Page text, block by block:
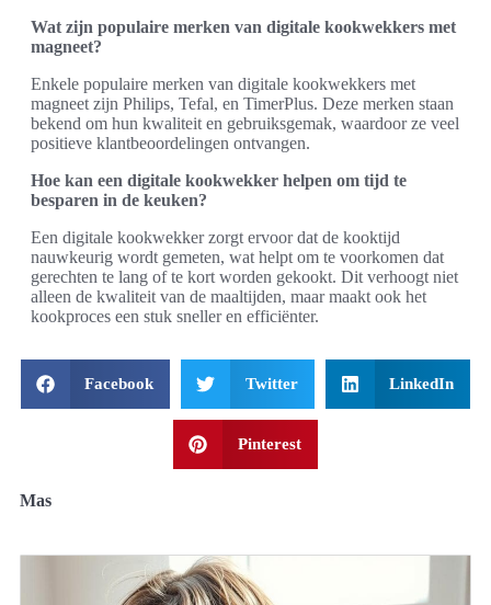
Wat zijn populaire merken van digitale kookwekkers met
magneet?
Enkele populaire merken van digitale kookwekkers met
magneet zijn Philips, Tefal, en TimerPlus. Deze merken staan
bekend om hun kwaliteit en gebruiksgemak, waardoor ze veel
positieve klantbeoordelingen ontvangen.
Hoe kan een digitale kookwekker helpen om tijd te
besparen in de keuken?
Een digitale kookwekker zorgt ervoor dat de kooktijd
nauwkeurig wordt gemeten, wat helpt om te voorkomen dat
gerechten te lang of te kort worden gekookt. Dit verhoogt niet
alleen de kwaliteit van de maaltijden, maar maakt ook het
kookproces een stuk sneller en efficiënter.
Facebook Twitter LinkedIn
Pinterest
Mas